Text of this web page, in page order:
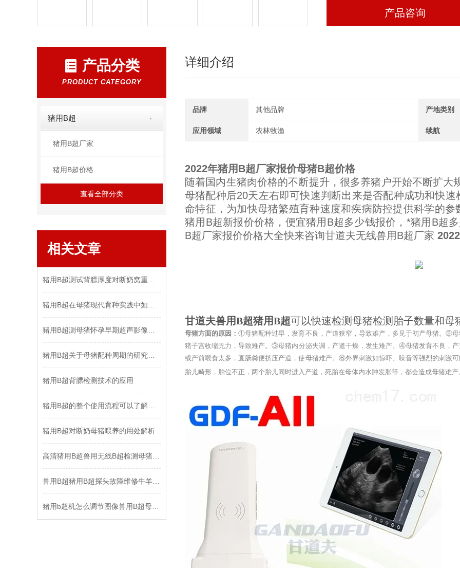
产品咨询
产品分类
PRODUCT CATEGORY
猪用B超
猪用B超厂家
猪用B超价格
查看全部分类
相关文章
猪用B超背膘检测技术的应用
猪用B超对断奶母猪喂养的用处解析
详细介绍
品牌 其他品牌 产地类别
应用领域 农林牧渔 续航
2022年猪用B超厂家报价母猪B超价格
随着国内生猪肉价格的不断提升，很多养猪户开始不断扩
母猪配种后20天左右即可快速判断出来是否配种成功和快
命特征，为加快母猪繁殖育种速度和疾病防控提供科学的
猪用B超新报价价格，便宜猪用B超多少钱报价，*猪用B超
B超厂家报价价格大全快来咨询甘道夫无线兽用B超厂家
甘道夫兽用B超猪用B超可以快速检测母猪检测胎子数量和母
母猪方面的原因：①母猪配种过早，发育不良，产道狭窄，导致难产，多见于初产母猪。②母
猪子宫收缩无力，导致难产。③母猪内分泌失调，产道干燥，发生难产。 ④母猪发育不良，产
或产前喂食太多，直肠粪便挤压产道，使母猪难产。 ⑥外界刺激如惊吓、噪音等强烈的刺激
胎儿畸形，胎位不正，两个胎儿同时进入产道，死胎在母体内水肿发胀等，都会造成母猪难